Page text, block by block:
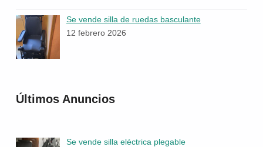
Se vende silla de ruedas basculante
12 febrero 2026
Últimos Anuncios
Se vende silla eléctrica plegable